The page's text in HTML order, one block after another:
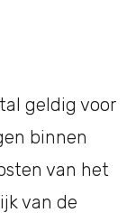
geldig voor
binnen
van het
van de